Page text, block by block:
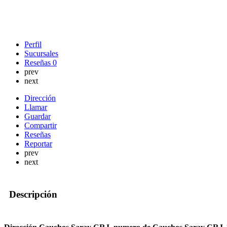
Perfil
Sucursales
Reseñas 0
prev
next
Dirección
Llamar
Guardar
Compartir
Reseñas
Reportar
prev
next
Descripción